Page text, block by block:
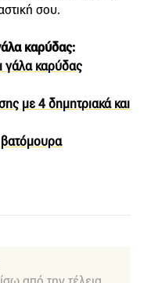
σου.
καρύδας:
γάλα καρύδας
με 4 δημητριακά και